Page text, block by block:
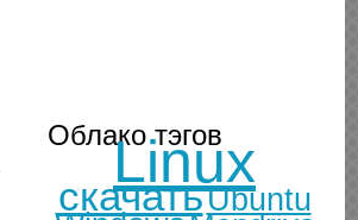
Облако тэгов
Linux
скачатьUbuntu